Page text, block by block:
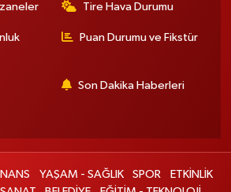
Tire Hava Durumu
Puan Durumu ve Fikstür
Son Dakika Haberleri
YAŞAM - SAĞLIK SPOR
ETKİNLİK